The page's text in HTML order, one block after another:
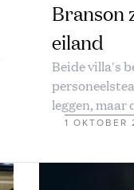
Branson
eiland
Beide villa's
leggen, maar
1 OKTOBER